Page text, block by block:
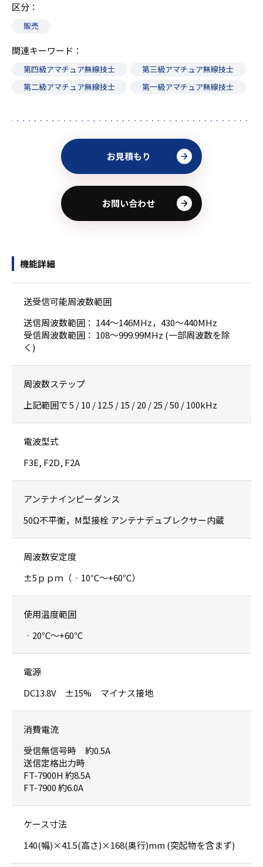
区分
販売
関連キーワード
第四級アマチュア無線技士
第三級アマチュア無線技士
第二級アマチュア無線技士
第一級アマチュア無線技士
お見積もり
お問い合わせ
機能詳細
送受信可能周波数範囲
送信周波数範囲： 144～146MHz，430～440MHz
受信周波数範囲： 108～999.99MHz (一部周波数を除
く)
周波数ステップ
上記範囲で 5 / 10 / 12.5 / 15 / 20 / 25 / 50 / 100kHz
電波型式
F3E, F2D, F2A
アンテナインピーダンス
50Ω不平衡，M型接栓 アンテナデュプレクサー内蔵
周波数安定度
±5ｐｐｍ（‐10℃〜+60℃）
使用温度範囲
‐20℃〜+60℃
電源
DC13.8V ±15% マイナス接地
消費電流
受信無信号時 約0.5A
送信定格出力時
FT-7900H 約8.5A
FT-7900 約6.0A
ケース寸法
140(幅)×41.5(高さ)×168(奥行)mm (突起物を含まず)